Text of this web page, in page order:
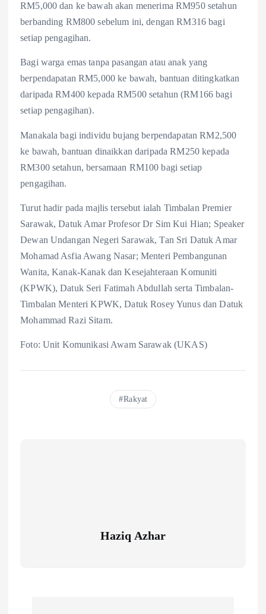
RM5,000 dan ke bawah akan menerima RM950 setahun
berbanding RM800 sebelum ini, dengan RM316 bagi
setiap pengagihan.
Bagi warga emas tanpa pasangan atau anak yang
berpendapatan RM5,000 ke bawah, bantuan ditingkatkan
daripada RM400 kepada RM500 setahun (RM166 bagi
setiap pengagihan).
Manakala bagi individu bujang berpendapatan RM2,500
ke bawah, bantuan dinaikkan daripada RM250 kepada
RM300 setahun, bersamaan RM100 bagi setiap
pengagihan.
Turut hadir pada majlis tersebut ialah Timbalan Premier
Sarawak, Datuk Amar Profesor Dr Sim Kui Hian; Speaker
Dewan Undangan Negeri Sarawak, Tan Sri Datuk Amar
Mohamad Asfia Awang Nasar; Menteri Pembangunan
Wanita, Kanak-Kanak dan Kesejahteraan Komuniti
(KPWK), Datuk Seri Fatimah Abdullah serta Timbalan-
Timbalan Menteri KPWK, Datuk Rosey Yunus dan Datuk
Mohammad Razi Sitam.
Foto: Unit Komunikasi Awam Sarawak (UKAS)
Rakyat
Haziq Azhar